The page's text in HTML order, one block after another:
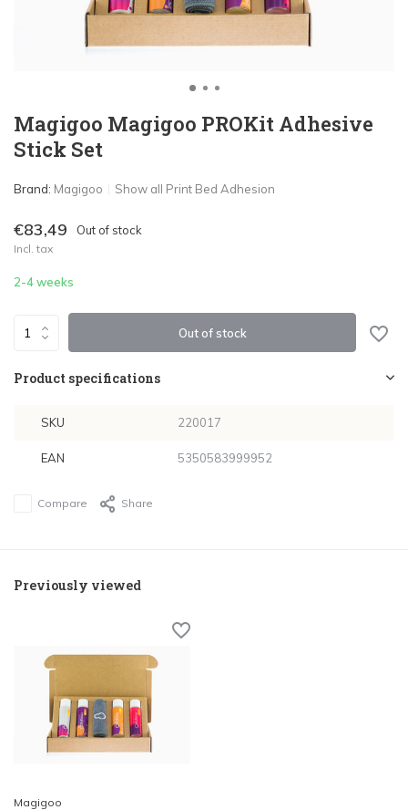
Magigoo Magigoo PROKit Adhesive
Stick Set
Brand: Magigoo Show all Print Bed Adhesion
€83,49 Out of stock
Incl. tax
2-4 weeks
Out of stock
Product specifications
SKU 220017
EAN 5350583999952
Compare Share
Previously viewed
Magigoo